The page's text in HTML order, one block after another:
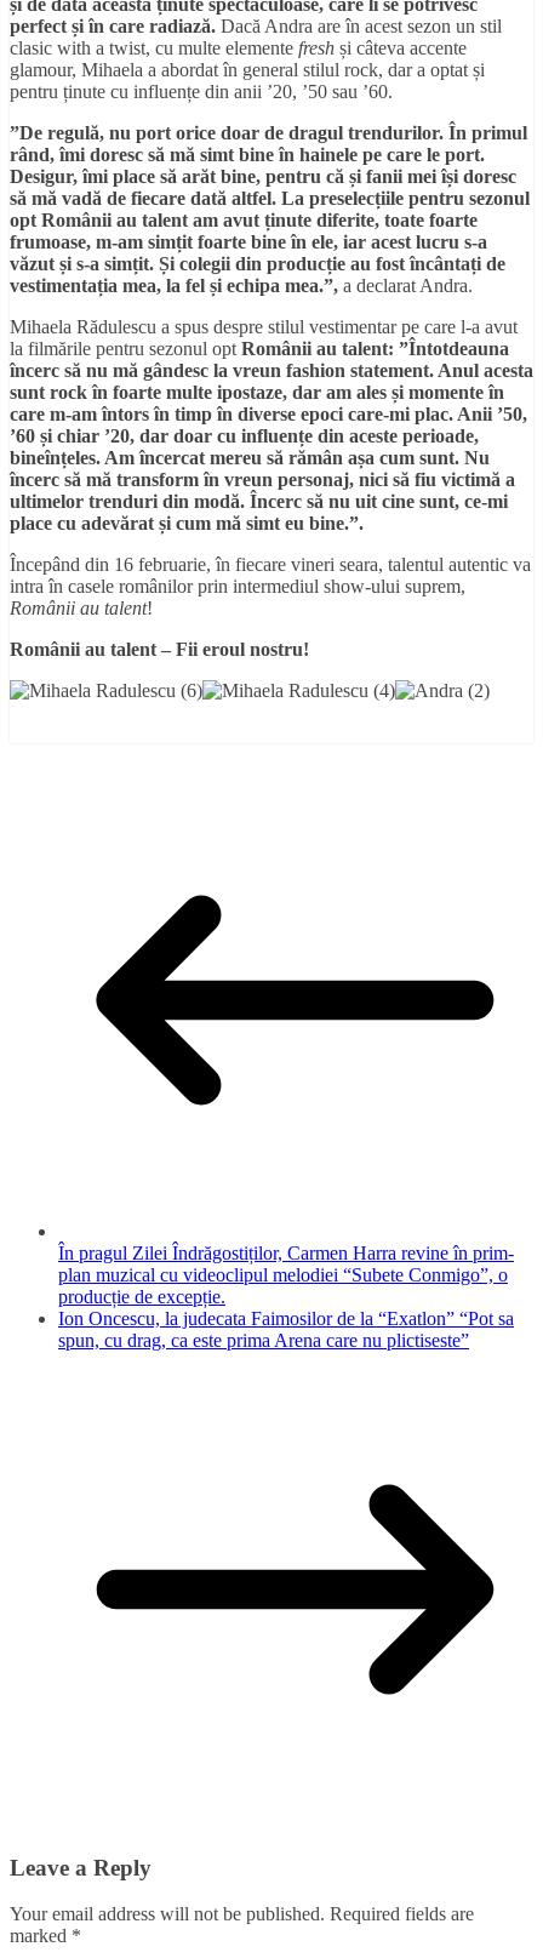
perfect și în care radiază. Dacă Andra are în acest sezon un stil
clasic with a twist, cu multe elemente fresh și câteva accente
glamour, Mihaela a abordat în general stilul rock, dar a optat și
pentru ținute cu influențe din anii ’20, ’50 sau ’60.
”De regulă, nu port orice doar de dragul trendurilor. În primul
rând, îmi doresc să mă simt bine în hainele pe care le port.
Desigur, îmi place să arăt bine, pentru că și fanii mei își doresc
să mă vadă de fiecare dată altfel. La preselecțiile pentru sezonul
opt Românii au talent am avut ținute diferite, toate foarte
frumoase, m-am simțit foarte bine în ele, iar acest lucru s-a
văzut și s-a simțit. Și colegii din producție au fost încântați de
vestimentația mea, la fel și echipa mea.”, a declarat Andra.
Mihaela Rădulescu a spus despre stilul vestimentar pe care l-a avut
la filmările pentru sezonul opt Românii au talent: ”Întotdeauna
încerc să nu mă gândesc la vreun fashion statement. Anul acesta
sunt rock în foarte multe ipostaze, dar am ales și momente în
care m-am întors în timp în diverse epoci care-mi plac. Anii ’50,
’60 și chiar ’20, dar doar cu influențe din aceste perioade,
bineînțeles. Am încercat mereu să rămân așa cum sunt. Nu
încerc să mă transform în vreun personaj, nici să fiu victimă a
ultimelor trenduri din modă. Încerc să nu uit cine sunt, ce-mi
place cu adevărat și cum mă simt eu bine.”.
Începând din 16 februarie, în fiecare vineri seara, talentul autentic va
intra în casele românilor prin intermediul show-ului suprem,
Românii au talent!
Românii au talent – Fii eroul nostru!
În pragul Zilei Îndrăgostiților, Carmen Harra revine în prim-
plan muzical cu videoclipul melodiei “Subete Conmigo”, o
producție de excepție.
Ion Oncescu, la judecata Faimosilor de la “Exatlon” “Pot sa
spun, cu drag, ca este prima Arena care nu plictiseste”
Leave a Reply
Your email address will not be published. Required fields are
marked *